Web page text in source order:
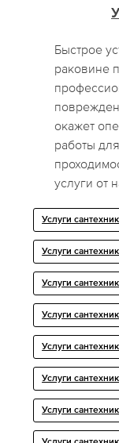
Быстрое
раковине
окажет
работы
услуги от
Услуги
Услуги
Услуги
Услуги
Услуги
Услуги
Услуги